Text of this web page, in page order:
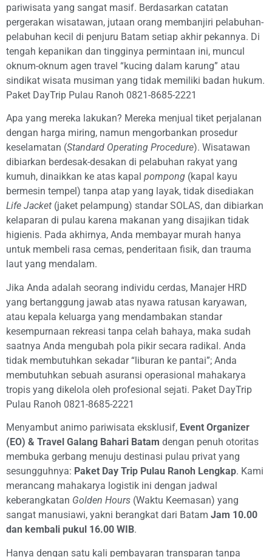
pariwisata yang sangat masif. Berdasarkan catatan
pergerakan wisatawan, jutaan orang membanjiri pelabuhan-
pelabuhan kecil di penjuru Batam setiap akhir pekannya. Di
tengah kepanikan dan tingginya permintaan ini, muncul
oknum-oknum agen travel “kucing dalam karung” atau
sindikat wisata musiman yang tidak memiliki badan hukum.
Paket DayTrip Pulau Ranoh 0821-8685-2221
Apa yang mereka lakukan? Mereka menjual tiket perjalanan
dengan harga miring, namun mengorbankan prosedur
keselamatan (Standard Operating Procedure). Wisatawan
dibiarkan berdesak-desakan di pelabuhan rakyat yang
kumuh, dinaikkan ke atas kapal pompong (kapal kayu
bermesin tempel) tanpa atap yang layak, tidak disediakan
Life Jacket (jaket pelampung) standar SOLAS, dan dibiarkan
kelaparan di pulau karena makanan yang disajikan tidak
higienis. Pada akhirnya, Anda membayar murah hanya
untuk membeli rasa cemas, penderitaan fisik, dan trauma
laut yang mendalam.
Jika Anda adalah seorang individu cerdas, Manajer HRD
yang bertanggung jawab atas nyawa ratusan karyawan,
atau kepala keluarga yang mendambakan standar
kesempurnaan rekreasi tanpa celah bahaya, maka sudah
saatnya Anda mengubah pola pikir secara radikal. Anda
tidak membutuhkan sekadar “liburan ke pantai”; Anda
membutuhkan sebuah asuransi operasional mahakarya
tropis yang dikelola oleh profesional sejati. Paket DayTrip
Pulau Ranoh 0821-8685-2221
Menyambut animo pariwisata eksklusif, Event Organizer
(EO) & Travel Galang Bahari Batam dengan penuh otoritas
membuka gerbang menuju destinasi pulau privat yang
sesungguhnya: Paket Day Trip Pulau Ranoh Lengkap. Kami
merancang mahakarya logistik ini dengan jadwal
keberangkatan Golden Hours (Waktu Keemasan) yang
sangat manusiawi, yakni berangkat dari Batam Jam 10.00
dan kembali pukul 16.00 WIB.
Hanya dengan satu kali pembayaran transparan tanpa